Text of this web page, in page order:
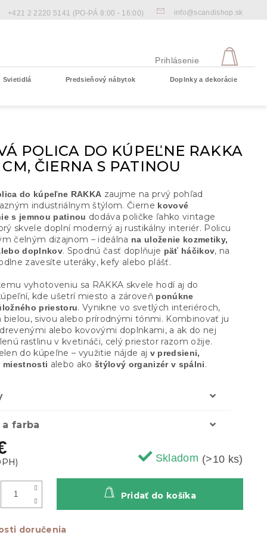
+421 2 2220 5141 (PO-PÁ 8:00 - 16:00) info@scandishop.sk
Prihlásenie
Svietidlá Predsieňový nábytok Doplnky a dekorácie
POLICA DO KÚPEĽNE RAKKA
ČIERNA S PATINOU
Skladom (>10 ks)
doručenia
Pridať do košíka
do kúpeľne RAKKA zaujme na prvý pohľad
industriálnym štýlom. Čierne kovové
s jemnou patinou dodáva poličke ľahko vintage
skvele doplní moderný aj rustikálny interiér. Policu
čelným dizajnom – ideálna na uloženie kozmetiky,
doplnkov. Spodnú časť doplňuje päť háčikov, na
zavesíte uteráky, kefy alebo plášť.
vyhotoveniu sa RAKKA skvele hodí aj do
kde ušetrí miesto a zároveň ponúkne
priestoru. Vynikne vo svetlých interiéroch,
bielou, sivou alebo prírodnými tónmi. Kombinovať ju
alebo kovovými doplnkami, a ak do nej
rastlinu v kvetináči, celý priestor razom ožije.
do kúpeľne – využitie nájde aj v predsieni,
miestnosti alebo akoštýlový organizér v spálni.
farba